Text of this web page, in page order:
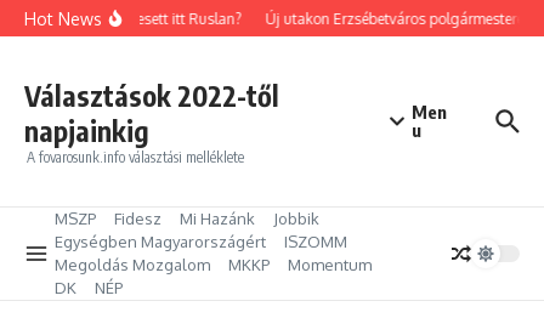
Ugrás a tartalomhoz
Hot NewsMit keresett itt Ruslan? Új utakon Erzsébetváros polgármestere:
Választások 2022-től
napjainkig
A fovarosunk.info választási melléklete
Men
u
MSZP Fidesz Mi Hazánk
Jobbik
Egységben Magyarországért
ISZOMM
Megoldás Mozgalom
MKKP
Momentum
DK
NÉP